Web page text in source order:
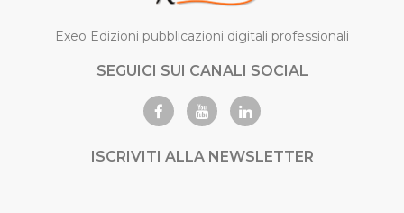
Exeo Edizioni pubblicazioni digitali professionali
SEGUICI SUI CANALI SOCIAL
ISCRIVITI ALLA NEWSLETTER